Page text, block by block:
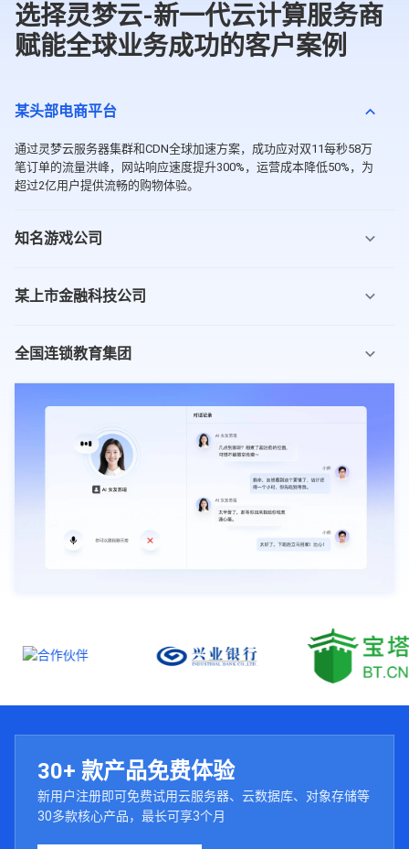
选择灵梦云-新一代云计算服务商
赋能全球业务成功的客户案例
某头部电商平台
通过灵梦云服务器集群和CDN全球加速方案，成功应对双11每秒58万
笔订单的流量洪峰，网站响应速度提升300%，运营成本降低50%，为
超过2亿用户提供流畅的购物体验。
知名游戏公司
某上市金融科技公司
全国连锁教育集团
30+ 款产品免费体验
新用户注册即可免费试用云服务器、云数据库、对象存储等
30多款核心产品，最长可享3个月